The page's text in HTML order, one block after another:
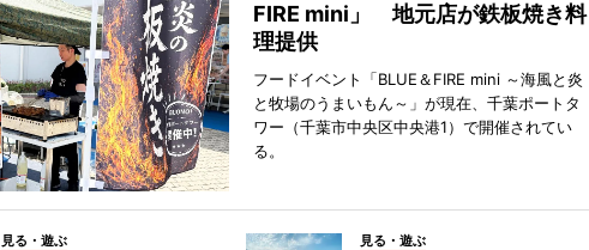
FIRE mini」 地元店が鉄板焼き料
理提供
フードイベント「BLUE＆FIRE mini ～海風と炎
と牧場のうまいもん～」が現在、千葉ポートタ
ワー（千葉市中央区中央港1）で開催されてい
る。
見る・遊ぶ 見る・遊ぶ